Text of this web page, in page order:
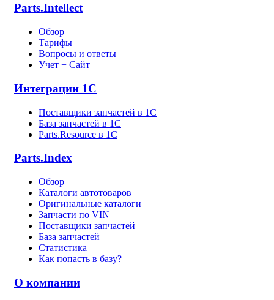
Parts.Intellect
Обзор
Тарифы
Вопросы и ответы
Учет + Сайт
Интеграции 1С
Поставщики запчастей в 1C
База запчастей в 1С
Parts.Resource в 1C
Parts.Index
Обзор
Каталоги автотоваров
Оригинальные каталоги
Запчасти по VIN
Поставщики запчастей
База запчастей
Статистика
Как попасть в базу?
О компании